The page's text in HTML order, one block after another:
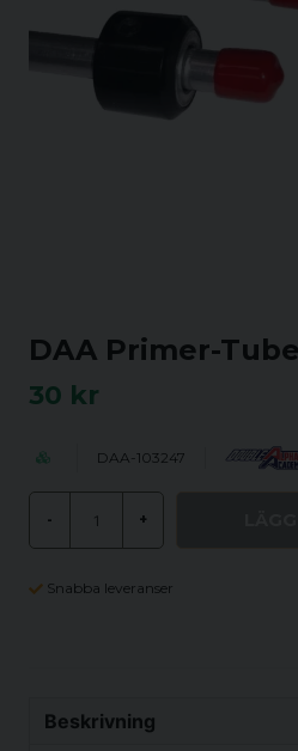
DAA Primer-
30 kr
DAA-103247
- +
Snabba leveranser
Beskrivning